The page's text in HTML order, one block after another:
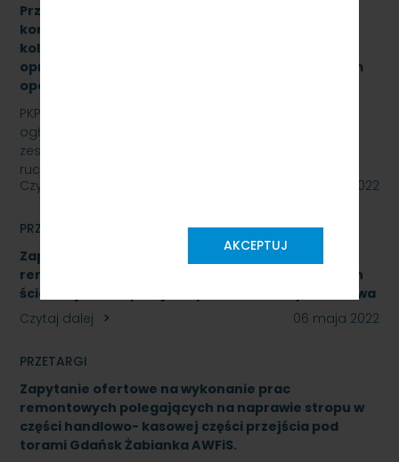
AKCEPTUJ
Przetarg nieograniczony na wymianę zestawów
komputerowych urządzeń sterowania ruchem
kolejowym wraz z dokonaniem konfiguracji
oprogramowania systemu ILTOR-2 wraz z prawem
opcji - znak: SKMMU.086.16.22
PKP SZYBKA KOLEJ MIEJSKA W TRÓJMIEŚCIE Sp. z o.o.
ogłasza przetarg nieograniczony na wymianę
zestawów komputerowych urządzeń sterowania
ruchem…
Czytaj dalej
09 maja 2022
PRZETARGI
Zapytanie ofertowe na wykonanie prac
remontowych polegających na naprawie okładzin
ścian zejścia do przejścia pod torami Gdynia Cisowa
Czytaj dalej
06 maja 2022
PRZETARGI
Zapytanie ofertowe na wykonanie prac
remontowych polegających na naprawie stropu w
części handlowo- kasowej części przejścia pod
torami Gdańsk Żabianka AWFiS.